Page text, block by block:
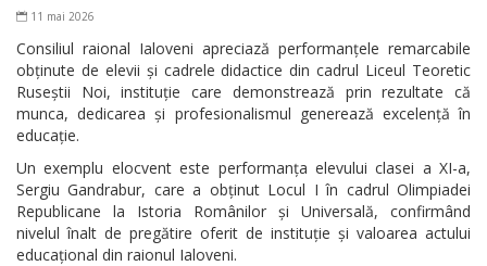
11 mai 2026
Consiliul raional Ialoveni apreciază performanțele remarcabile
obținute de elevii și cadrele didactice din cadrul Liceul Teoretic
Ruseștii Noi, instituție care demonstrează prin rezultate că
munca, dedicarea și profesionalismul generează excelență în
educație.
Un exemplu elocvent este performanța elevului clasei a XI-a,
Sergiu Gandrabur, care a obținut Locul I în cadrul Olimpiadei
Republicane la Istoria Românilor și Universală, confirmând
nivelul înalt de pregătire oferit de instituție și valoarea actului
educațional din raionul Ialoveni.